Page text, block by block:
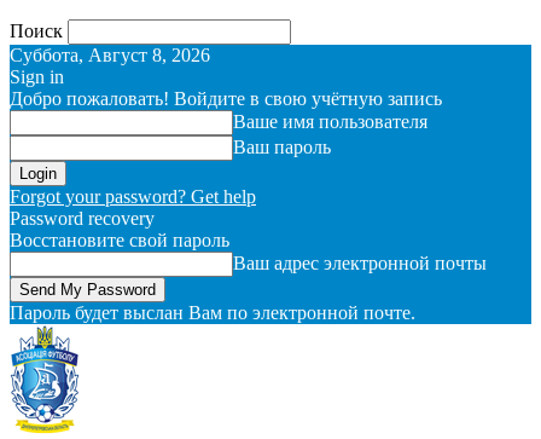
Поиск
Суббота, Август 8, 2026
Sign in
Добро пожаловать! Войдите в свою учётную запись
Ваше имя пользователя
Ваш пароль
Forgot your password? Get help
Password recovery
Восстановите свой пароль
Ваш адрес электронной почты
Пароль будет выслан Вам по электронной почте.